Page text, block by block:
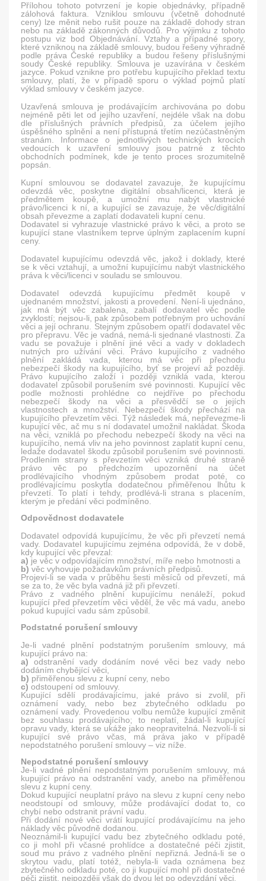
Přílohou tohoto potvrzení je kopie objednávky, případně
zálohová faktura. Vzniklou smlouvu (včetně dohodnuté
ceny) lze měnit nebo rušit pouze na základě dohody stran
nebo na základě zákonných důvodů. Pro výjimku z tohoto
postupu viz bod Objednávání. Vztahy a případné spory,
které vzniknou na základě smlouvy, budou řešeny výhradně
podle práva České republiky a budou řešeny příslušnými
soudy České republiky. Smlouva je uzavírána v českém
jazyce. Pokud vznikne pro potřebu kupujícího překlad textu
smlouvy, platí, že v případě sporu o výklad pojmů platí
výklad smlouvy v českém jazyce.
Uzavřená smlouva je prodávajícím archivována po dobu
nejméně pěti let od jejího uzavření, nejdéle však na dobu
dle příslušných právních předpisů, za účelem jejího
úspěšného splnění a není přístupná třetím nezúčastněným
stranám. Informace o jednotlivých technických krocích
vedoucích k uzavření smlouvy jsou patrné z těchto
obchodních podmínek, kde je tento proces srozumitelně
popsán.
Kupní smlouvou se dodavatel zavazuje, že kupujícímu
odevzdá věc, poskytne digitální obsah/licenci, která je
předmětem koupě, a umožní mu nabýt vlastnické
právo/licenci k ní, a kupující se zavazuje, že věc/digitální
obsah převezme a zaplatí dodavateli kupní cenu.
Dodavatel si vyhrazuje vlastnické právo k věci, a proto se
kupující stane vlastníkem teprve úplným zaplacením kupní
ceny.
Dodavatel kupujícímu odevzdá věc, jakož i doklady, které
se k věci vztahují, a umožní kupujícímu nabýt vlastnického
práva k věci/licenci v souladu se smlouvou.
Dodavatel odevzdá kupujícímu předmět koupě v
ujednaném množství, jakosti a provedení. Není-li ujednáno,
jak má být věc zabalena, zabalí dodavatel věc podle
zvyklostí; nejsou-li, pak způsobem potřebným pro uchování
věci a její ochranu. Stejným způsobem opatří dodavatel věc
pro přepravu. Věc je vadná, nemá-li sjednané vlastnosti. Za
vadu se považuje i plnění jiné věci a vady v dokladech
nutných pro užívání věci. Právo kupujícího z vadného
plnění zakládá vada, kterou má věc při přechodu
nebezpečí škody na kupujícího, byť se projeví až později.
Právo kupujícího založí i později vzniklá vada, kterou
dodavatel způsobil porušením své povinnosti. Kupující věc
podle možnosti prohlédne co nejdříve po přechodu
nebezpečí škody na věci a přesvědčí se o jejích
vlastnostech a množství. Nebezpečí škody přechází na
kupujícího převzetím věci. Týž následek má, nepřevezme-li
kupující věc, ač mu s ní dodavatel umožnil nakládat. Škoda
na věci, vzniklá po přechodu nebezpečí škody na věci na
kupujícího, nemá vliv na jeho povinnost zaplatit kupní cenu,
ledaže dodavatel škodu způsobil porušením své povinnosti.
Prodlením strany s převzetím věci vzniká druhé straně
právo věc po předchozím upozornění na účet
prodlévajícího vhodným způsobem prodat poté, co
prodlévajícímu poskytla dodatečnou přiměřenou lhůtu k
převzetí. To platí i tehdy, prodlévá-li strana s placením,
kterým je předání věci podmíněno.
Odpovědnost dodavatele
Dodavatel odpovídá kupujícímu, že věc při převzetí nemá
vady. Dodavatel kupujícímu zejména odpovídá, že v době,
kdy kupující věc převzal:
a) je věc v odpovídajícím množství, míře nebo hmotnosti a
b) věc vyhovuje požadavkům právních předpisů.
Projeví-li se vada v průběhu šesti měsíců od převzetí, má
se za to, že věc byla vadná již při převzetí.
Právo z vadného plnění kupujícímu nenáleží, pokud
kupující před převzetím věci věděl, že věc má vadu, anebo
pokud kupující vadu sám způsobil.
Podstatné porušení smlouvy
Je-li vadné plnění podstatným porušením smlouvy, má
kupující právo na:
a) odstranění vady dodáním nové věci bez vady nebo
dodáním chybějící věci,
b) přiměřenou slevu z kupní ceny, nebo
c) odstoupení od smlouvy.
Kupující sdělí prodávajícímu, jaké právo si zvolil, při
oznámení vady, nebo bez zbytečného odkladu po
oznámení vady. Provedenou volbu nemůže kupující změnit
bez souhlasu prodávajícího; to neplatí, žádal-li kupující
opravu vady, která se ukáže jako neopravitelná. Nezvolí-li si
kupující své právo včas, má práva jako v případě
nepodstatného porušení smlouvy – viz níže.
Nepodstatné porušení smlouvy
Je-li vadné plnění nepodstatným porušením smlouvy, má
kupující právo na odstranění vady, anebo na přiměřenou
slevu z kupní ceny.
Dokud kupující neuplatní právo na slevu z kupní ceny nebo
neodstoupí od smlouvy, může prodávající dodat to, co
chybí nebo odstranit právní vadu.
Při dodání nové věci vrátí kupující prodávajícímu na jeho
náklady věc původně dodanou.
Neoznámil-li kupující vadu bez zbytečného odkladu poté,
co ji mohl při včasné prohlídce a dostatečné péči zjistit,
soud mu právo z vadného plnění nepřizná. Jedná-li se o
skrytou vadu, platí totéž, nebyla-li vada oznámena bez
zbytečného odkladu poté, co ji kupující mohl při dostatečné
péči zjistit, nejpozději však do dvou let po odevzdání věci.